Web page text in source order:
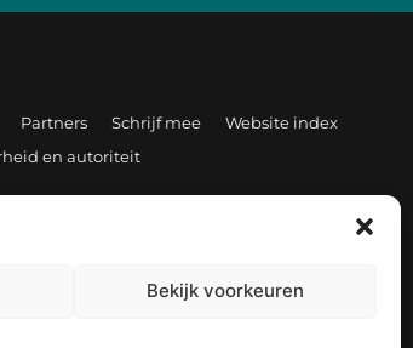
Bekijk voorkeuren
Partners Schrijf mee
Website index
en autoriteit